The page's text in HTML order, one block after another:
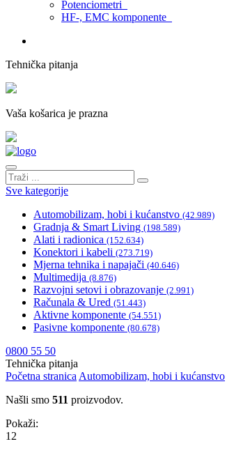
Potenciometri
HF-, EMC komponente
Tehnička pitanja
Vaša košarica je prazna
Sve kategorije
Automobilizam, hobi i kućanstvo (42.989)
Gradnja & Smart Living (198.589)
Alati i radionica (152.634)
Konektori i kabeli (273.719)
Mjerna tehnika i napajači (40.646)
Multimedija (8.876)
Razvojni setovi i obrazovanje (2.991)
Računala & Ured (51.443)
Aktivne komponente (54.551)
Pasivne komponente (80.678)
0800 55 50
Tehnička pitanja
Početna stranica Automobilizam, hobi i kućanstvo
Našli smo 511 proizvodov.
Pokaži:
12